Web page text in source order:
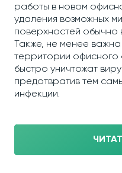
работы в новом
удаления возможных
поверхностей обычно
Также, не менее важна
территории
быстро уничтожат
предотвратив тем
инфекции.